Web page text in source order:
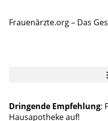
Frauenärzte.org – Das
Dringende Empfehlung:
Hausapotheke auf!